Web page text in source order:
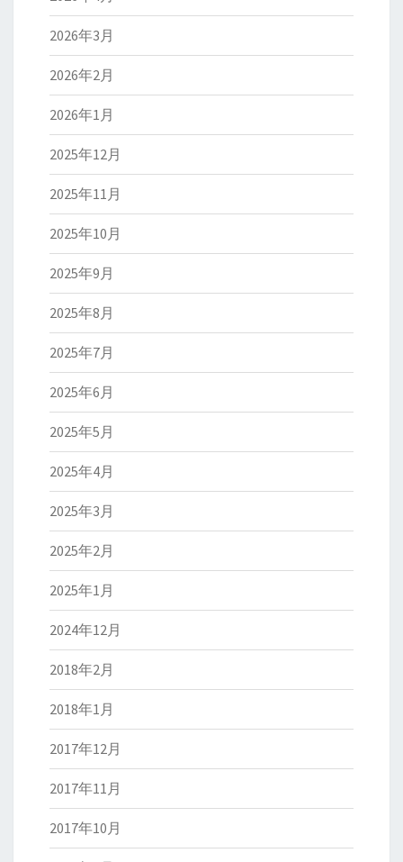
2026年3月
2026年2月
2026年1月
2025年12月
2025年11月
2025年10月
2025年9月
2025年8月
2025年7月
2025年6月
2025年5月
2025年4月
2025年3月
2025年2月
2025年1月
2024年12月
2018年2月
2018年1月
2017年12月
2017年11月
2017年10月